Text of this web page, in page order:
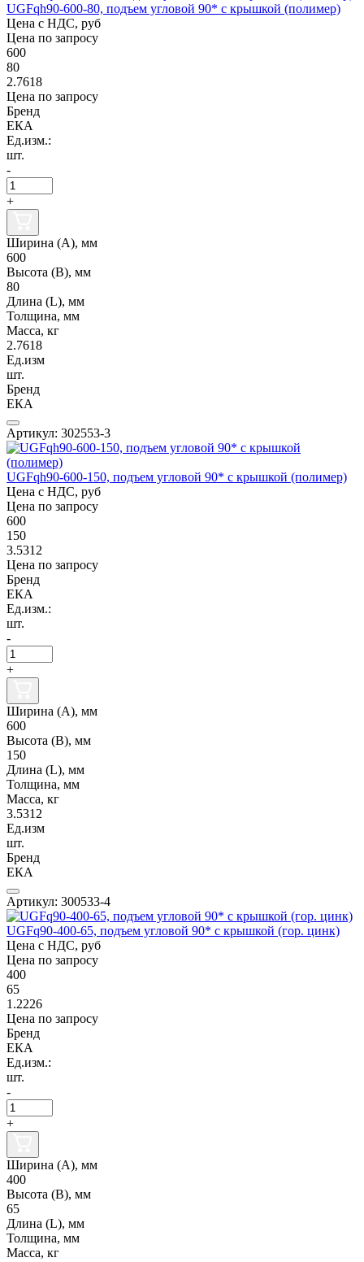
UGFqh90-600-80, подъем угловой 90* с крышкой (полимер)
Цена с НДС, руб
Цена по запросу
600
80
2.7618
Цена по запросу
Бренд
ЕКА
Ед.изм.:
шт.
-
+
Ширина (А), мм
600
Высота (В), мм
80
Длина (L), мм
Толщина, мм
Масса, кг
2.7618
Ед.изм
шт.
Бренд
ЕКА
Артикул: 302553-3
UGFqh90-600-150, подъем угловой 90* с крышкой (полимер)
Цена с НДС, руб
Цена по запросу
600
150
3.5312
Цена по запросу
Бренд
ЕКА
Ед.изм.:
шт.
-
+
Ширина (А), мм
600
Высота (В), мм
150
Длина (L), мм
Толщина, мм
Масса, кг
3.5312
Ед.изм
шт.
Бренд
ЕКА
Артикул: 300533-4
UGFq90-400-65, подъем угловой 90* с крышкой (гор. цинк)
Цена с НДС, руб
Цена по запросу
400
65
1.2226
Цена по запросу
Бренд
ЕКА
Ед.изм.:
шт.
-
+
Ширина (А), мм
400
Высота (В), мм
65
Длина (L), мм
Толщина, мм
Масса, кг